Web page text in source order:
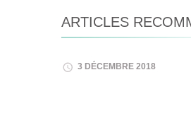
ARTICLES
3 DÉCEMBRE 2018